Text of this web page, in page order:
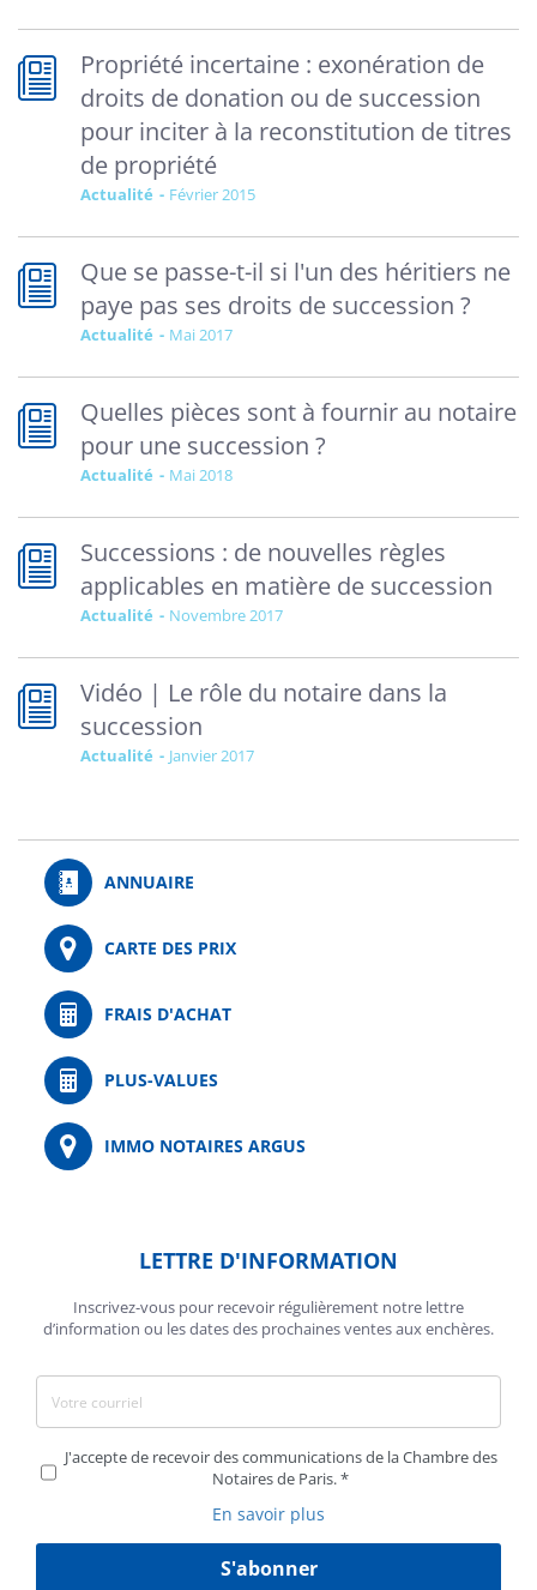
Propriété incertaine : exonération de
droits de donation ou de succession
pour inciter à la reconstitution de titres
de propriété
Actualité février 2015
Que se passe-t-il si l'un des héritiers ne
paye pas ses droits de succession ?
Actualité mai 2017
Quelles pièces sont à fournir au notaire
pour une succession ?
Actualité mai 2018
Successions : de nouvelles règles
applicables en matière de succession
Actualité novembre 2017
Vidéo | Le rôle du notaire dans la
succession
Actualité janvier 2017
ANNUAIRE
CARTE DES PRIX
FRAIS D'ACHAT
PLUS-VALUES
IMMO NOTAIRES ARGUS
LETTRE D'INFORMATION
Inscrivez-vous pour recevoir régulièrement notre lettre
d’information ou les dates des prochaines ventes aux enchères.
J'accepte de recevoir des communications de la Chambre des
Notaires de Paris.
En savoir plus
S'abonner